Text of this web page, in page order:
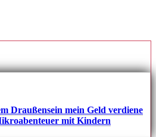
Draußensein mein Geld verdiene
mit Kindern